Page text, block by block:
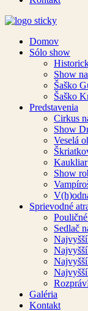
Domov
Sólo show
Show
Šaško
Šaško
Predstavenia
Cirkus
Show
Veselá
Show
Sprievodné
Sedlač
Galéria
Kontakt